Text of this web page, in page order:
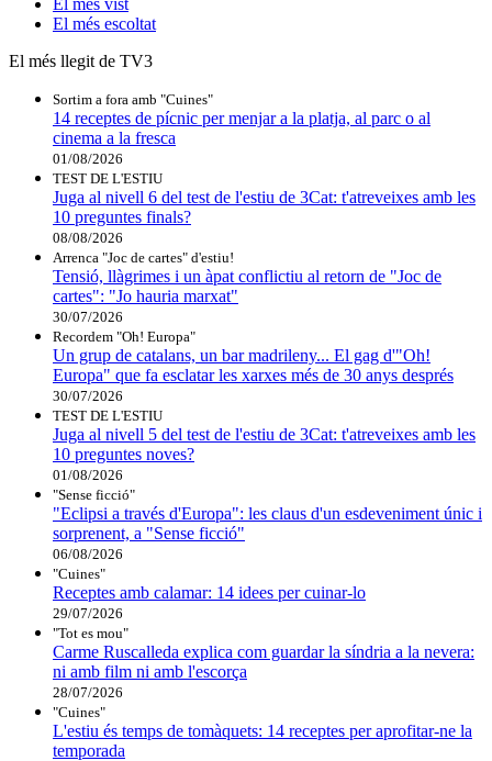
El més escoltat
El més llegit de TV3
Sortim a fora amb "Cuines"
14 receptes de pícnic per menjar a la platja, al parc o al
cinema a la fresca
01/08/2026
TEST DE L'ESTIU
Juga al nivell 6 del test de l'estiu de 3Cat: t'atreveixes amb les
10 preguntes finals?
08/08/2026
Arrenca "Joc de cartes" d'estiu!
Tensió, llàgrimes i un àpat conflictiu al retorn de "Joc de
cartes": "Jo hauria marxat"
30/07/2026
Recordem "Oh! Europa"
Un grup de catalans, un bar madrileny... El gag d'"Oh!
Europa" que fa esclatar les xarxes més de 30 anys després
30/07/2026
TEST DE L'ESTIU
Juga al nivell 5 del test de l'estiu de 3Cat: t'atreveixes amb les
10 preguntes noves?
01/08/2026
"Sense ficció"
"Eclipsi a través d'Europa": les claus d'un esdeveniment únic i
sorprenent, a "Sense ficció"
06/08/2026
"Cuines"
Receptes amb calamar: 14 idees per cuinar-lo
29/07/2026
"Tot es mou"
Carme Ruscalleda explica com guardar la síndria a la nevera:
ni amb film ni amb l'escorça
28/07/2026
"Cuines"
L'estiu és temps de tomàquets: 14 receptes per aprofitar-ne la
temporada